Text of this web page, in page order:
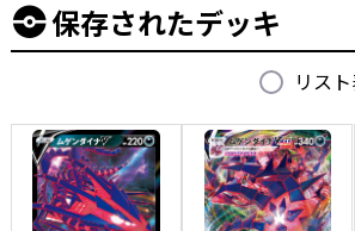
保存されたデッキ
リス